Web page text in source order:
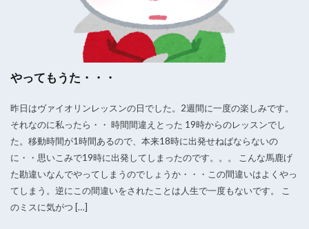
やってもうた・・・
昨日はヴァイオリンレッスンの日でした。2週間に一度の楽しみです。
それなのに私ったら・・ 時間間違えとった 19時からのレッスンでし
た。移動時間が1時間あるので、本来18時に出発せねばならないの
に・・思いこみで19時に出発してしまったのです。。。 こんな馬鹿げ
た勘違いなんでやってしまうのでしょうか・・・この間違いはよくやっ
てしまう。逆にこの間違いをされたことは人生で一度もないです。 こ
のミスに気がつ […]